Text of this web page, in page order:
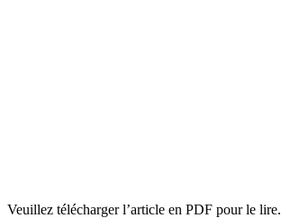
Veuillez télécharger l’article en PDF pour le lire.